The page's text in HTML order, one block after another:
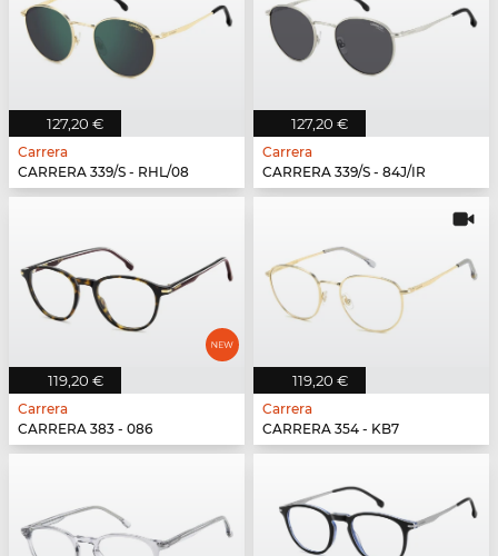
127,20 €
Carrera
CARRERA 339/S - RHL/08
127,20 €
Carrera
CARRERA 339/S - 84J/IR
119,20 €
Carrera
CARRERA 383 - 086
119,20 €
Carrera
CARRERA 354 - KB7